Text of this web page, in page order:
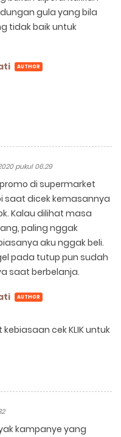
gula yang bila
tidak baik untuk
pukul 06.29
di supermarket
saat dicek kemasannya
Kalau dilihat masa
paling nggak
aku nggak beli.
pada tutup pun sudah
saat berbelanja.
cek KLIK untuk
kampanye yang